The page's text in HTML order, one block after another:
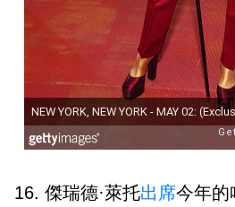
16. 傑瑞德·萊托出席今年的